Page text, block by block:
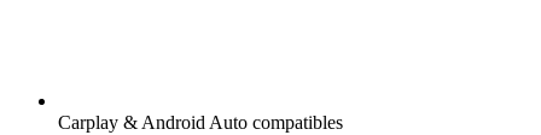
Carplay & Android Auto compatibles